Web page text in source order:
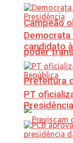
Campeão
poder
Prefeitura
Democrata
candidato
PT